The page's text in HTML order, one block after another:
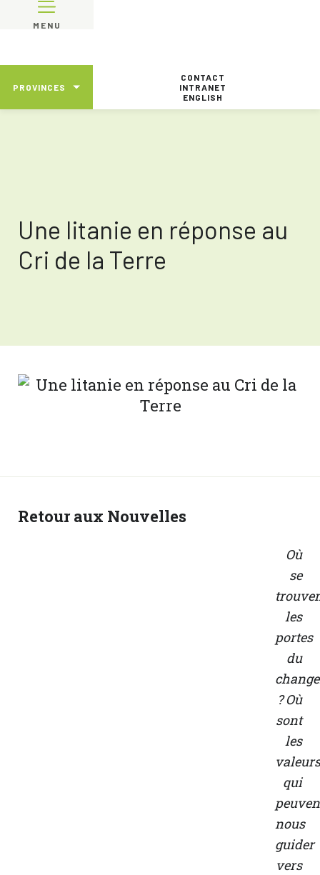
MENU
PROVINCES
CONTACT
INTRANET
ENGLISH
Une litanie en réponse au
Cri de la Terre
Retour aux Nouvelles
Où
se
les
portes
du
? Où
sont
les
valeurs
qui
nous
guider
vers